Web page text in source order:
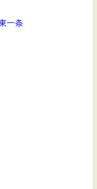
一条